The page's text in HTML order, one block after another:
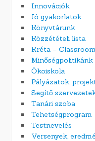
Innovációk
Jó gyakorlatok
Könyvtárunk
Közzétételi lista
Kréta –
Minőségpolitikánk
Ökoiskola
Pályázatok,
Segítő
Tanári szoba
Tehetségprogram
Testnevelés
Versenyek,